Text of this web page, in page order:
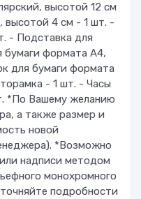
высотой 12 см
высотой 4 см - 1 шт. -
- Подставка для
бумаги формата А4,
для бумаги формата
- 1 шт. - Часы
*По Вашему желанию
а также размер и
новой
*Возможно
надписи методом
монохромного
подробности